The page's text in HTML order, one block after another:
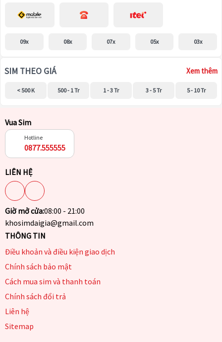
09x 08x 07x 05x 03x
SIM THEO GIÁ Xem thêm
< 500 K 500 - 1 Tr 1 - 3 Tr 3 - 5 Tr 5 - 10 Tr
Vua Sim
Hotline
0877.555555
LIÊN HỆ
Giờ mở cửa:08:00 - 21:00
khosimdaigia@gmail.com
THÔNG TIN
Điều khoản và điều kiện giao dịch
Chính sách bảo mật
Cách mua sim và thanh toán
Chính sách đổi trả
Liên hệ
Sitemap